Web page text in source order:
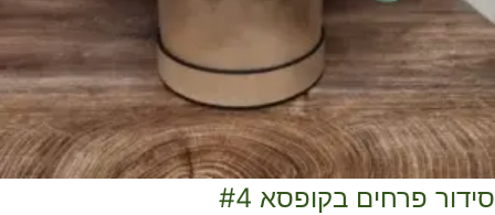
פרחים בקופסא #4